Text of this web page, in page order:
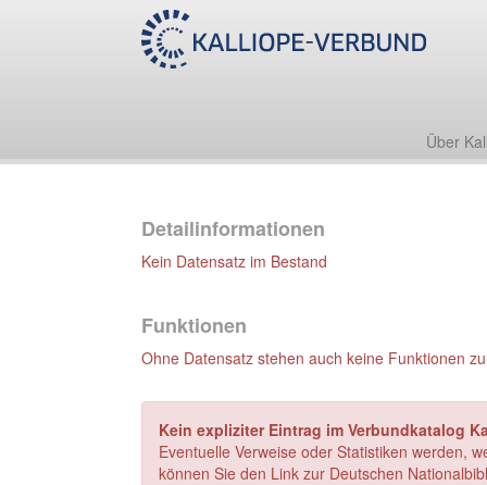
Über
Detailinformationen
Kein Datensatz im Bestand
Funktionen
Ohne Datensatz stehen auch keine Funktionen
Kein expliziter Eintrag im Verbundkatalog
Eventuelle Verweise oder Statistiken werden,
können Sie den Link zur Deutschen